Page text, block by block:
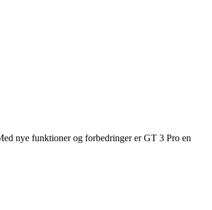
nye funktioner og forbedringer er GT 3 Pro en